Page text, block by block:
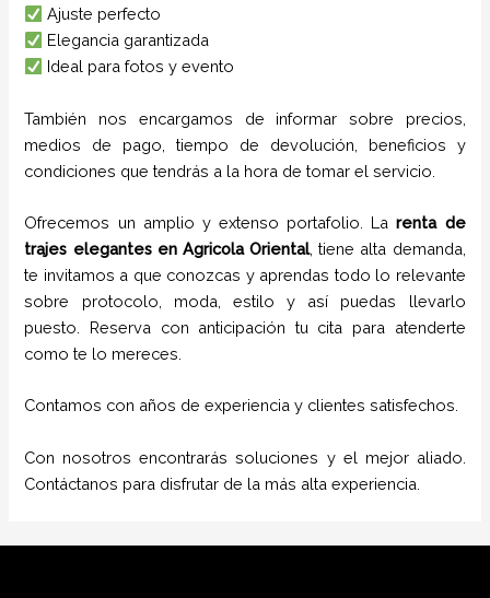
Ajuste perfecto
Elegancia garantizada
Ideal para fotos y evento
También nos encargamos de informar sobre precios,
medios de pago, tiempo de devolución, beneficios y
condiciones que tendrás a la hora de tomar el servicio.
Ofrecemos un amplio y extenso portafolio. Larenta de
trajes elegantes en Agricola Oriental, tiene alta demanda,
te invitamos a que conozcas y aprendas todo lo relevante
sobre protocolo, moda, estilo y así puedas llevarlo
puesto. Reserva con anticipación tu cita para atenderte
como te lo mereces.
Contamos con años de experiencia y clientes satisfechos.
Con nosotros encontrarás soluciones y el mejor aliado.
Contáctanos para disfrutar de la más alta experiencia.